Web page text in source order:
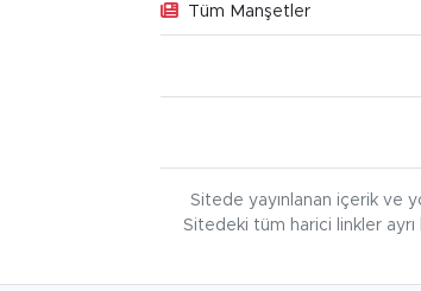
Tüm Manşetler
Sitede yayınlanan içerik ve
Sitedeki tüm harici linkler ayrı